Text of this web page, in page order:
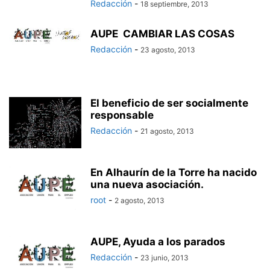
Redacción - 18 septiembre, 2013
AUPE CAMBIAR LAS COSAS
Redacción - 23 agosto, 2013
El beneficio de ser socialmente
responsable
Redacción - 21 agosto, 2013
En Alhaurín de la Torre ha nacido
una nueva asociación.
root - 2 agosto, 2013
AUPE, Ayuda a los parados
Redacción - 23 junio, 2013